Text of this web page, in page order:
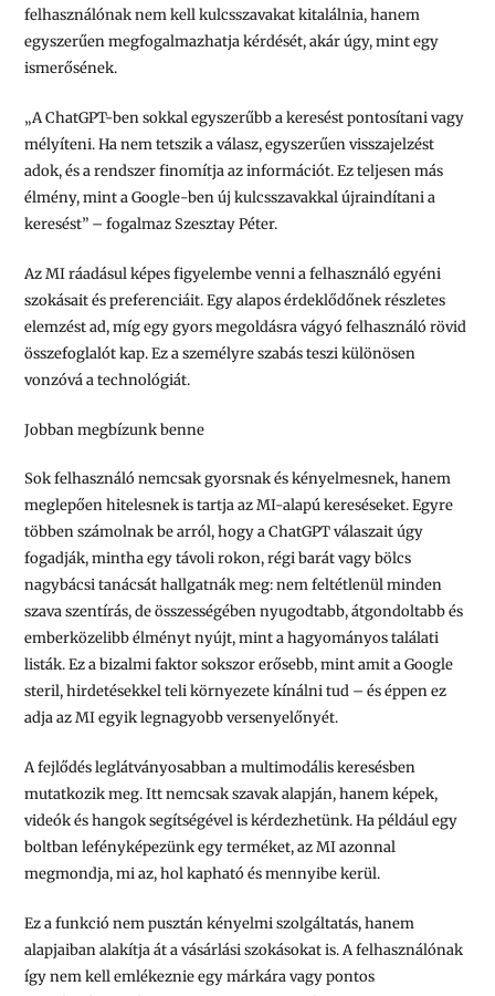
felhasználónak nem kell kulcsszavakat kitalálnia, hanem
egyszerűen megfogalmazhatja kérdését, akár úgy, mint egy
ismerősének.
„A ChatGPT-ben sokkal egyszerűbb a keresést pontosítani vagy
mélyíteni. Ha nem tetszik a válasz, egyszerűen visszajelzést
adok, és a rendszer finomítja az információt. Ez teljesen más
élmény, mint a Google-ben új kulcsszavakkal újraindítani a
keresést” – fogalmaz Szesztay Péter.
Az MI ráadásul képes figyelembe venni a felhasználó egyéni
szokásait és preferenciáit. Egy alapos érdeklődőnek részletes
elemzést ad, míg egy gyors megoldásra vágyó felhasználó rövid
összefoglalót kap. Ez a személyre szabás teszi különösen
vonzóvá a technológiát.
Jobban megbízunk benne
Sok felhasználó nemcsak gyorsnak és kényelmesnek, hanem
meglepően hitelesnek is tartja az MI-alapú kereséseket. Egyre
többen számolnak be arról, hogy a ChatGPT válaszait úgy
fogadják, mintha egy távoli rokon, régi barát vagy bölcs
nagybácsi tanácsát hallgatnák meg: nem feltétlenül minden
szava szentírás, de összességében nyugodtabb, átgondoltabb és
emberközelibb élményt nyújt, mint a hagyományos találati
listák. Ez a bizalmi faktor sokszor erősebb, mint amit a Google
steril, hirdetésekkel teli környezete kínálni tud – és éppen ez
adja az MI egyik legnagyobb versenyelőnyét.
A fejlődés leglátványosabban a multimodális keresésben
mutatkozik meg. Itt nemcsak szavak alapján, hanem képek,
videók és hangok segítségével is kérdezhetünk. Ha például egy
boltban lefényképezünk egy terméket, az MI azonnal
megmondja, mi az, hol kapható és mennyibe kerül.
Ez a funkció nem pusztán kényelmi szolgáltatás, hanem
alapjaiban alakítja át a vásárlási szokásokat is. A felhasználónak
így nem kell emlékeznie egy márkára vagy pontos